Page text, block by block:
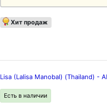
Хит продаж
Lisa (Lalisa Manobal) (Thailand) -
Есть в наличии